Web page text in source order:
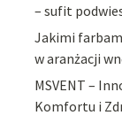
– sufit
Jakimi
w aranżacji
MSVENT –
Komfortu i